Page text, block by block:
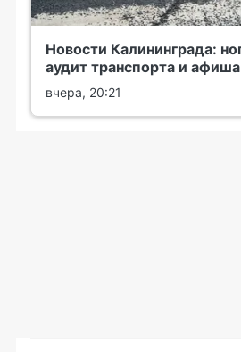
Новости Калининграда:
аудит транспорта и
вчера, 20:21